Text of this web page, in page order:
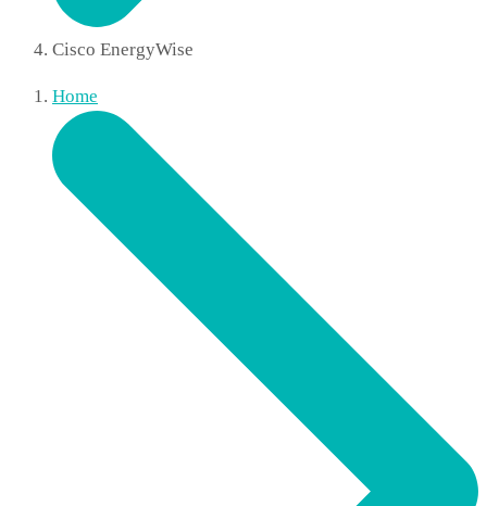
Cisco EnergyWise
Home